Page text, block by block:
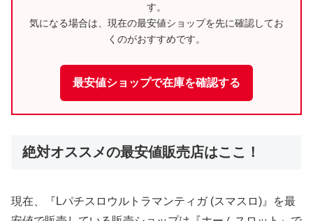
す。
気になる場合は、現在の最安値ショップを先に確認してお
くのがおすすめです。
最安値ショップで在庫を確認する
絶対オススメの最安値販売店はここ！
現在、『Lパチスロウルトラマンティガ (スマスロ)』を最